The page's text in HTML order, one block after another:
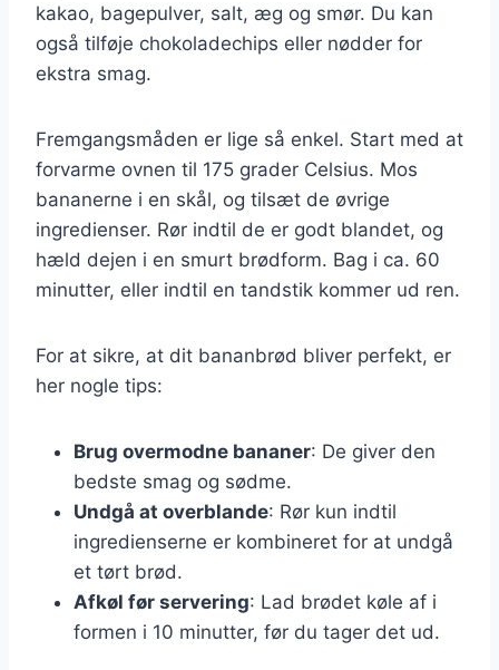
kakao, bagepulver, salt, æg og smør. Du kan
også tilføje chokoladechips eller nødder for
ekstra smag.
Fremgangsmåden er lige så enkel. Start med at
forvarme ovnen til 175 grader Celsius. Mos
bananerne i en skål, og tilsæt de øvrige
ingredienser. Rør indtil de er godt blandet, og
hæld dejen i en smurt brødform. Bag i ca. 60
minutter, eller indtil en tandstik kommer ud ren.
For at sikre, at dit bananbrød bliver perfekt, er
her nogle tips:
Brug overmodne bananer: De giver den
bedste smag og sødme.
Undgå at overblande: Rør kun indtil
ingredienserne er kombineret for at undgå
et tørt brød.
Afkøl før servering: Lad brødet køle af i
formen i 10 minutter, før du tager det ud.